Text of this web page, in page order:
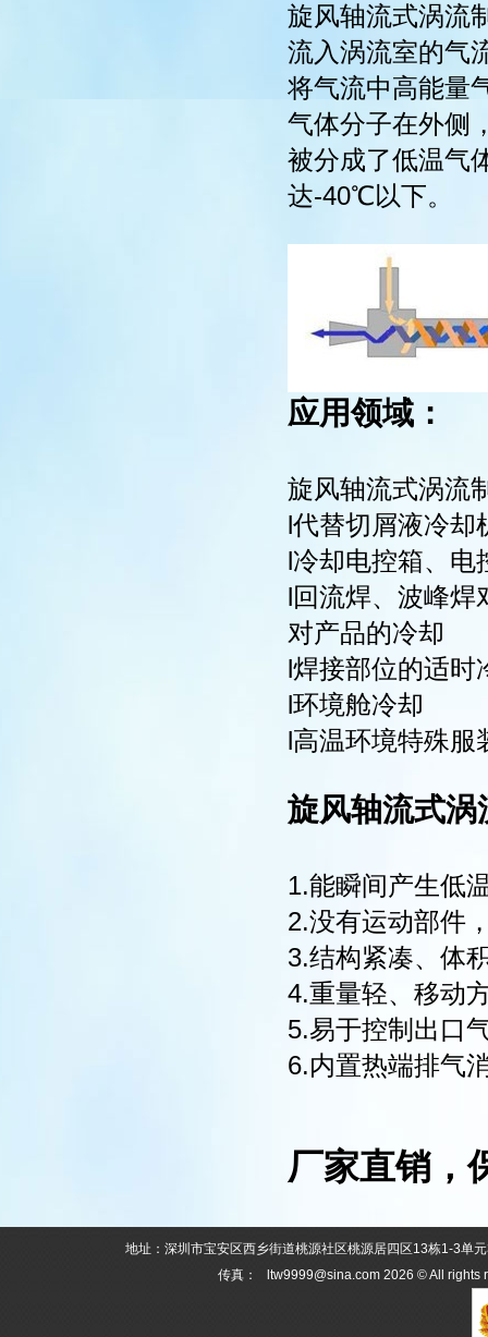
旋风轴流式涡流
流入涡流室的气
将气流中高能量
气体分子在外侧
被分成了低温气
达-40℃以下。
应用领域：
旋风轴流式涡流
l代替切屑液冷却
l冷却电控箱、电
l回流焊、波峰焊
对产品的冷却
l焊接部位的适时
l环境舱冷却
l高温环境特殊服
旋风轴流式涡
1.能瞬间产生低
2.没有运动部件
3.结构紧凑、体
4.重量轻、移动
5.易于控制出口
6.内置热端排气
厂家直销，
地址：深圳市宝安区西乡街道桃源社区桃源居四区13栋1-3
传真： ltw9999@sina.com 2026 © All